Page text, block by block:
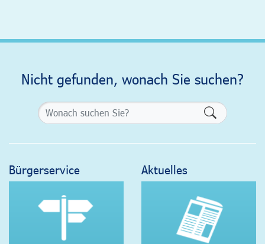
Nicht gefunden, wonach Sie suchen?
Bürgerservice Aktuelles